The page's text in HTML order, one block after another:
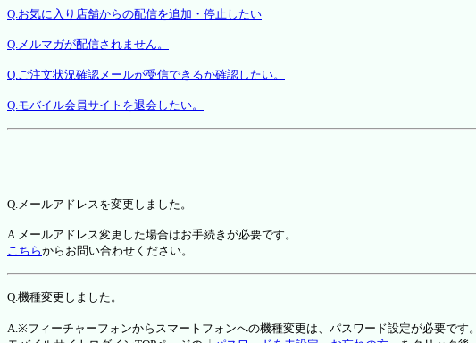
Q.お気に入り店舗からの配信を追加・停止したい
Q.メルマガが配信されません。
Q.ご注文状況確認メールが受信できるか確認したい。
Q.モバイル会員サイトを退会したい。
Q.メールアドレスを変更しました。
A.メールアドレス変更した場合はお手続きが必要です。
こちらからお問い合わせください。
Q.機種変更しました。
A.※フィーチャーフォンからスマートフォンへの機種変更は、パスワード設定が必要です。